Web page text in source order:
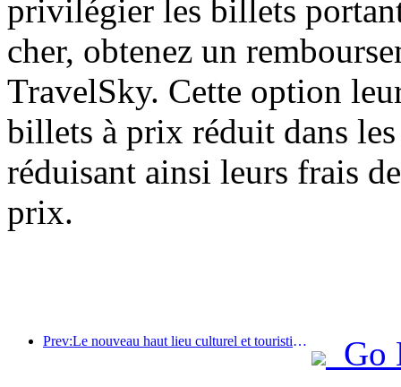
privilégier les billets
cher, obtenez un
TravelSky. Cette option
billets à prix réduit dans
réduisant ainsi leurs frais
prix.
Prev:Le nouveau haut lieu culturel et touristique du quartier de Pinnacle Park à Pékin ouvrira officiellement ses portes cette année.
Go